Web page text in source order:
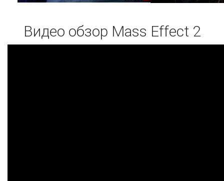
Видео обзор Mass Effect 2